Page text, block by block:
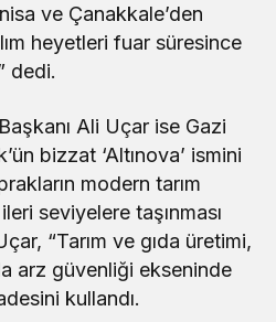
ve Çanakkale’den
heyetleri fuar süresince
dedi.
Ali Uçar ise Gazi
bizzat ‘Altınova’ ismini
modern tarım
seviyelere taşınması
“Tarım ve gıda üretimi,
arz güvenliği ekseninde
kullandı.